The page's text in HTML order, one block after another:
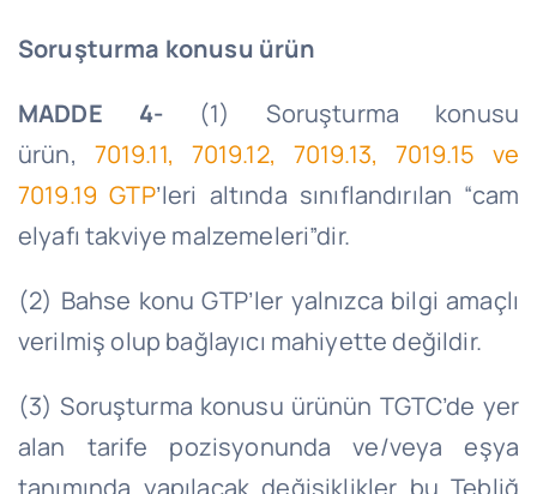
Soruşturma konusu ürün
MADDE 4- (1) Soruşturma konusu
ürün,
7019.11, 7019.12, 7019.13, 7019.15 ve
7019.19GTP’leri altında sınıflandırılan “cam
elyafı takviye malzemeleri”dir.
(2) Bahse konuGTP’ler yalnızca bilgi amaçlı
verilmiş olup bağlayıcı mahiyette değildir.
(3) Soruşturma konusu ürünün TGTC’de yer
alan tarife pozisyonunda ve/veya eşya
tanımında yapılacak değişiklikler bu Tebliğ